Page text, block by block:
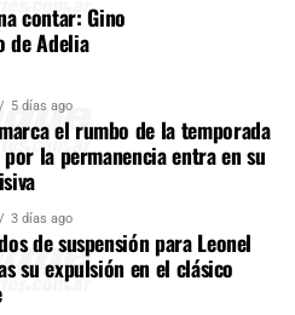
contar: Gino
de Adelia
5 días ago
el rumbo de la temporada
la permanencia entra en su
3 días ago
de suspensión para Leonel
su expulsión en el clásico